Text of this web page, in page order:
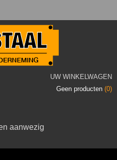
UW WINKELWAGEN
Geen producten (0)
aanwezig